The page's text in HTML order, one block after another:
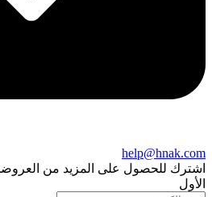
help@hnak.com
اشترك للحصول على المزيد من العروض
الأول